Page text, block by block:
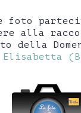
foto
alla
della
Elisabetta